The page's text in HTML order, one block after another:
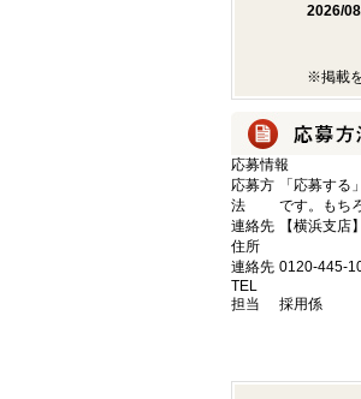
2026/
※掲載
応募情報
応募方
法
「応募す
です。もち
連絡先
住所
【横浜支
連絡先
TEL
0120-445-
担当 採用係